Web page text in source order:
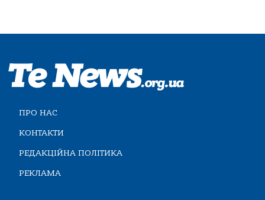
ПРО НАС
КОНТАКТИ
РЕДАКЦІЙНА ПОЛІТИКА
РЕКЛАМА